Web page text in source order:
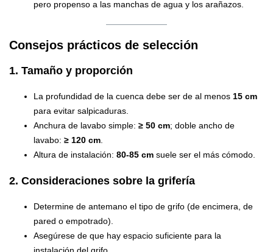
pero propenso a las manchas de agua y los arañazos.
Consejos prácticos de selección
1. Tamaño y proporción
La profundidad de la cuenca debe ser de al menos 15 cm
para evitar salpicaduras.
Anchura de lavabo simple: ≥ 50 cm; doble ancho de
lavabo: ≥ 120 cm
Altura de instalación: 80-85 cm suele ser el más cómodo.
2. Consideraciones sobre la grifería
Determine de antemano el tipo de grifo (de encimera, de
pared o empotrado).
Asegúrese de que hay espacio suficiente para la
instalación del grifo.